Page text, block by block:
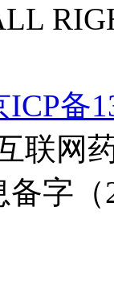
ICP备
联网
备字